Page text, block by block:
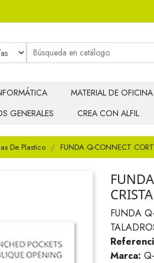
MATERIAL DE OFICINA
GENERALES CREA CON ALFIL
De Plastico FUNDA Q-CONNECT
FUNDA
Marca: